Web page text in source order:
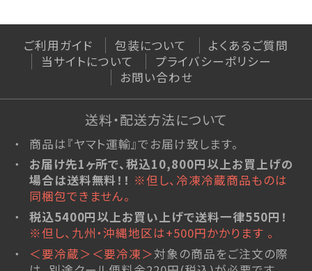
ご利用ガイド 包装について
よくあるご質問
当サイトについて
プライバシーポリシー
お問い合わせ
送料・配送方法について
商品は『ヤマト運輸』でお届け致します。
お届け先1ヶ所で、税込10,800円以上お買上げの
場合は送料無料！！ ※但し、冷凍冷蔵商品ものは
同梱包できません。
税込5400円以上お買い上げで送料一律550円！
※但し、九州・沖縄地区は+500円かかります 。
＜要冷蔵＞＜要冷凍＞対象の商品をご注文の際
山形旬香菓
山形旬香菓(ラ・フランス)
リップルパイ・季節のパイ
生リップルパイ（店舗限定）
山形サブレ
サポリ
季節のブッセ
果樹園だより
和菓子
最上小石
こまめちゃん
山形ゆべし
ご利用ガイド
包装について
よくあるご質問
当サイトについて
特定商取引法に基づく表記
プライバシーポリシー